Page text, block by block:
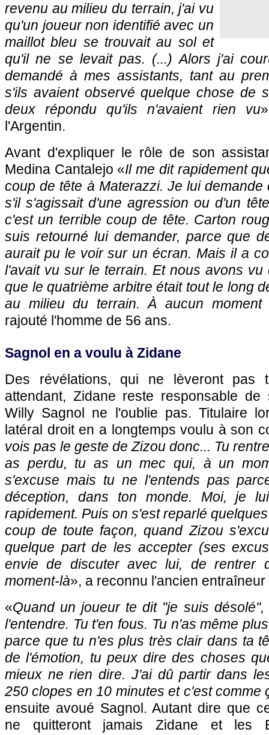
revenu au milieu du terrain, j'ai vu
qu'un joueur non identifié avec un
maillot bleu se trouvait au sol et
qu'il ne se levait pas. (...) Alors j'ai
demandé à mes assistants, tant au
s'ils avaient observé quelque chose de
deux répondu qu'ils n'avaient rien vu
l'Argentin.
Avant d'expliquer le rôle de son
Medina Cantalejo «Il me dit rapidement
coup de tête à Materazzi. Je lui
s'il s'agissait d'une agression ou d'un
c'est un terrible coup de tête. Carton
suis retourné lui demander, parce que
aurait pu le voir sur un écran. Mais il a
l'avait vu sur le terrain. Et nous avons vu
que le quatrième arbitre était tout le long
au milieu du terrain. À aucun moment
rajouté l'homme de 56 ans.
Sagnol en a voulu à Zidane
Des révélations, qui ne lèveront pas
attendant, Zidane reste responsable de
Willy Sagnol ne l'oublie pas. Titulaire
latéral droit en a longtemps voulu à son
vois pas le geste de Zizou donc... Tu
as perdu, tu as un mec qui, à un
s'excuse mais tu ne l'entends pas
déception, dans ton monde. Moi, je
rapidement. Puis on s'est reparlé
coup de toute façon, quand Zizou
quelque part de les accepter (ses
envie de discuter avec lui, de rentrer
moment-là», a reconnu l'ancien
«Quand un joueur te dit "je suis
l'entendre. Tu t'en fous. Tu n'as même
parce que tu n'es plus très clair dans ta
de l'émotion, tu peux dire des choses
mieux ne rien dire. J'ai dû partir dans
250 clopes en 10 minutes et c'est comme
ensuite avoué Sagnol. Autant dire que
ne quitteront jamais Zidane et les